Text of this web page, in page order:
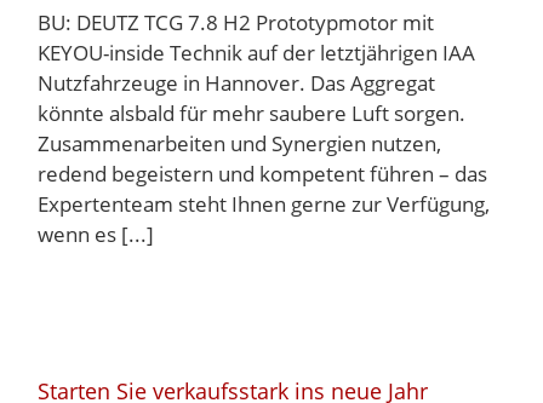
BU: DEUTZ TCG 7.8 H2 Prototypmotor mit
KEYOU-inside Technik auf der letztjährigen IAA
Nutzfahrzeuge in Hannover. Das Aggregat
könnte alsbald für mehr saubere Luft sorgen.
Zusammenarbeiten und Synergien nutzen,
redend begeistern und kompetent führen – das
Expertenteam steht Ihnen gerne zur Verfügung,
wenn es [...]
Starten Sie verkaufsstark ins neue Jahr